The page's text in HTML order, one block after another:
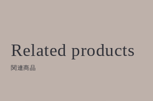
Related products
関連商品